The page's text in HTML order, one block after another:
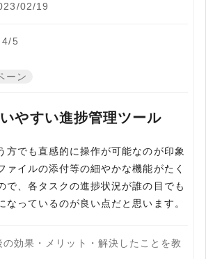
02/19
4/5
ーン
やすい進捗管理ツール
方でも直感的に操作が可能なのが印象
ァイルの添付等の細やかな機能がたく
で、各タスクの進捗状況が誰の目でも
なっているのが良い点だと思います。
効果・メリット・解決したことを教